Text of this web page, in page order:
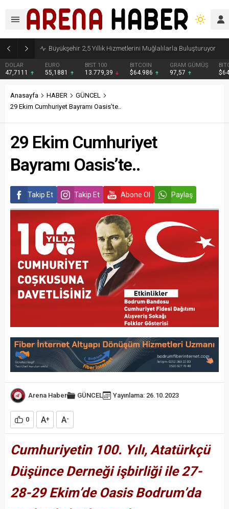
Büyükşehir 2,5 Yıllık Hizmetlerini Muğlalılarla Buluşturuyor
DOLAR
47,7111
EURO
55,1881
BIST 100
13.779,39
BITCOIN
$64.986
GRAM GÜMÜŞ
97,57
Anasayfa HABER
GÜNCEL
29 Ekim Cumhuriyet Bayramı Oasis’te..
29 Ekim Cumhuriyet
Bayramı Oasis’te..
Takip Et Takip Et Abone Ol Paylaş
Arena Haber GÜNCEL Yayınlama: 26.10.2023
0 A+ A-
Cumhuriyetin 100. Yılı, Atatürkçü
Düşünce Derneği işbirliği ile 27-
28-29 Ekim’de Oasis Bodrum’da